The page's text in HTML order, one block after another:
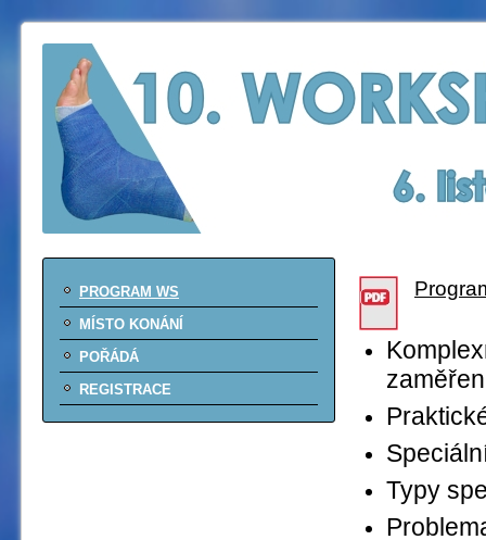
Typy
PROGRAM WS
MÍSTO KONÁNÍ
POŘÁDÁ
REGISTRACE